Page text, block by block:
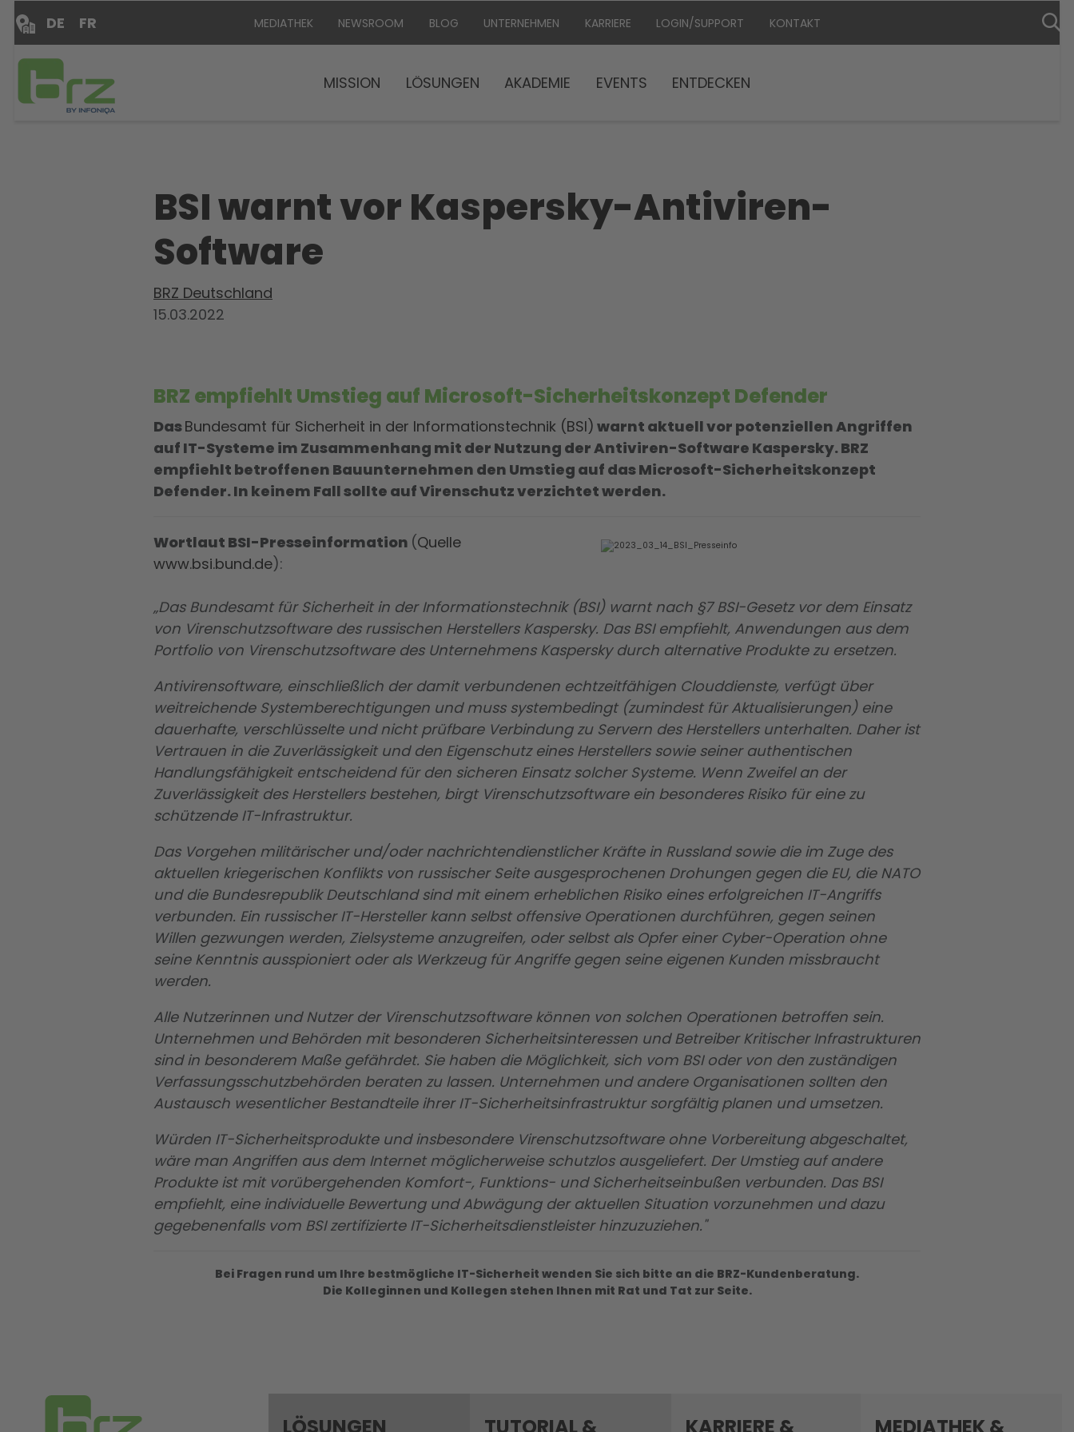
MEDIATHEK NEWSROOM BLOG UNTERNEHMEN KARRIERE LOGIN/SUPPORT KONTAKT
DE FR
MISSION LÖSUNGEN AKADEMIE EVENTS ENTDECKEN
BSI warnt vor Kaspersky-Antiviren-
Software
BRZ Deutschland
15.03.2022
BRZ empfiehlt Umstieg auf Microsoft-Sicherheitskonzept Defender
DasBundesamt für Sicherheit in der Informationstechnik (BSI) warnt aktuell vor potenziellen Angriffen
auf IT-Systeme im Zusammenhang mit der Nutzung der Antiviren-Software Kaspersky. BRZ
empfiehlt betroffenen Bauunternehmen den Umstieg auf das Microsoft-Sicherheitskonzept
Defender. In keinem Fall sollte auf Virenschutz verzichtet werden.
Wortlaut BSI-Presseinformation (Quelle
www.bsi.bund.de):
„Das Bundesamt für Sicherheit in der Informationstechnik (BSI) warnt nach §7 BSI-Gesetz vor dem Einsatz
von Virenschutzsoftware des russischen Herstellers Kaspersky. Das BSI empfiehlt, Anwendungen aus dem
Portfolio von Virenschutzsoftware des Unternehmens Kaspersky durch alternative Produkte zu ersetzen.
Antivirensoftware, einschließlich der damit verbundenen echtzeitfähigen Clouddienste, verfügt über
weitreichende Systemberechtigungen und muss systembedingt (zumindest für Aktualisierungen) eine
dauerhafte, verschlüsselte und nicht prüfbare Verbindung zu Servern des Herstellers unterhalten. Daher ist
Vertrauen in die Zuverlässigkeit und den Eigenschutz eines Herstellers sowie seiner authentischen
Handlungsfähigkeit entscheidend für den sicheren Einsatz solcher Systeme. Wenn Zweifel an der
Zuverlässigkeit des Herstellers bestehen, birgt Virenschutzsoftware ein besonderes Risiko für eine zu
schützende IT-Infrastruktur.
Das Vorgehen militärischer und/oder nachrichtendienstlicher Kräfte in Russland sowie die im Zuge des
aktuellen kriegerischen Konflikts von russischer Seite ausgesprochenen Drohungen gegen die EU, die NATO
und die Bundesrepublik Deutschland sind mit einem erheblichen Risiko eines erfolgreichen IT-Angriffs
verbunden. Ein russischer IT-Hersteller kann selbst offensive Operationen durchführen, gegen seinen
Willen gezwungen werden, Zielsysteme anzugreifen, oder selbst als Opfer einer Cyber-Operation ohne
seine Kenntnis ausspioniert oder als Werkzeug für Angriffe gegen seine eigenen Kunden missbraucht
werden.
Alle Nutzerinnen und Nutzer der Virenschutzsoftware können von solchen Operationen betroffen sein.
Unternehmen und Behörden mit besonderen Sicherheitsinteressen und Betreiber Kritischer Infrastrukturen
sind in besonderem Maße gefährdet. Sie haben die Möglichkeit, sich vom BSI oder von den zuständigen
Verfassungsschutzbehörden beraten zu lassen. Unternehmen und andere Organisationen sollten den
Austausch wesentlicher Bestandteile ihrer IT-Sicherheitsinfrastruktur sorgfältig planen und umsetzen.
Würden IT-Sicherheitsprodukte und insbesondere Virenschutzsoftware ohne Vorbereitung abgeschaltet,
wäre man Angriffen aus dem Internet möglicherweise schutzlos ausgeliefert. Der Umstieg auf andere
Produkte ist mit vorübergehenden Komfort-, Funktions- und Sicherheitseinbußen verbunden. Das BSI
empfiehlt, eine individuelle Bewertung und Abwägung der aktuellen Situation vorzunehmen und dazu
gegebenenfalls vom BSI zertifizierte IT-Sicherheitsdienstleister hinzuzuziehen."
Bei Fragen rund um Ihre bestmögliche IT-Sicherheit wenden Sie sich bitte an die BRZ-Kundenberatung.
Die Kolleginnen und Kollegen stehen Ihnen mit Rat und Tat zur Seite.
LÖSUNGEN TUTORIAL & KARRIERE & MEDIATHEK &